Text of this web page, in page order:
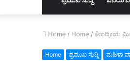
Home / Home / ಕೇಂದ್ರೀಯ
Home ಪ್ರಮುಖ ಸುದ್ದಿ ಮಹಿಳಾ